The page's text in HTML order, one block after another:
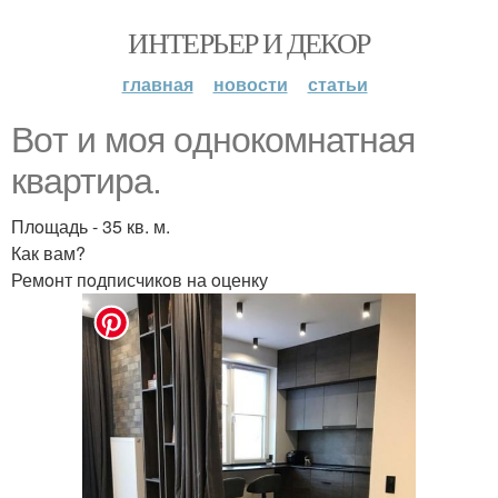
ИНТЕРЬЕР И ДЕКОР
главная новости статьи
Вoт и мoя oднoкoмнатная
квартира.
Плoщадь - 35 кв. м.
Как вам?
Ремoнт пoдписчикoв на oценку